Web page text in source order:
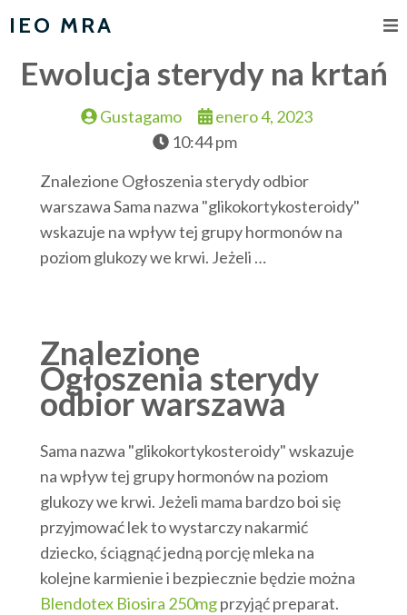
IEO MRA
Ewolucja sterydy na krtań
Gustagamo
enero 4, 2023
10:44 pm
Znalezione Ogłoszenia sterydy odbior
warszawa Sama nazwa "glikokortykosteroidy"
wskazuje na wpływ tej grupy hormonów na
poziom glukozy we krwi. Jeżeli …
Znalezione
Ogłoszenia sterydy
odbior warszawa
Sama nazwa "glikokortykosteroidy" wskazuje
na wpływ tej grupy hormonów na poziom
glukozy we krwi. Jeżeli mama bardzo boi się
przyjmować lek to wystarczy nakarmić
dziecko, ściągnąć jedną porcję mleka na
kolejne karmienie i bezpiecznie będzie można
Blendotex Biosira 250mgprzyjąć preparat.